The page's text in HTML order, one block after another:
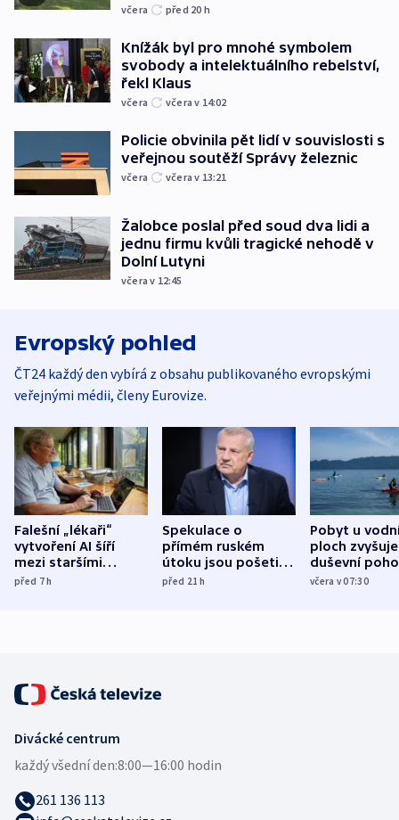
včera před 20 h
Knížák byl pro mnohé symbolem
svobody a intelektuálního rebelství,
řekl Klaus
včera včera v 14:02
Policie obvinila pět lidí v souvislosti s
veřejnou soutěží Správy železnic
včera včera v 13:21
Žalobce poslal před soud dva lidi a
jednu firmu kvůli tragické nehodě v
Dolní Lutyni
včera v 12:45
Evropský pohled
ČT24 každý den vybírá z obsahu publikovaného evropskými
veřejnými médii, členy Eurovize.
Falešní „lékaři“
vytvoření AI šíří
mezi staršími
Poláky nebezpečné
před 7h
Spekulace o
přímém ruském
útoku jsou pošetilé,
míní estonský
před 21h
Pobyt u
ploch zvyšuje
duševní
ukázala
včera v 07:30
Divácké centrum
každý všední den:8:00—16:00 hodin
261 136 113